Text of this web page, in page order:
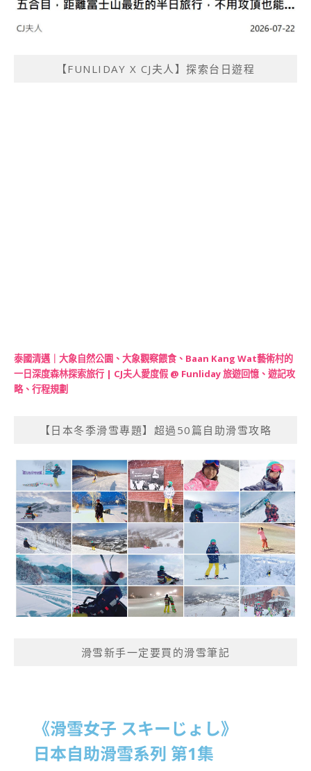
【FUNLIDAY X CJ夫人】探索台日遊程
泰國清邁｜大象自然公園、大象觀察餵食、Baan Kang Wat藝術村的
一日深度森林探索旅行 | CJ夫人愛度假 @ Funliday 旅遊回憶、遊記攻
略、行程規劃
【日本冬季滑雪專題】超過50篇自助滑雪攻略
滑雪新手一定要買的滑雪筆記